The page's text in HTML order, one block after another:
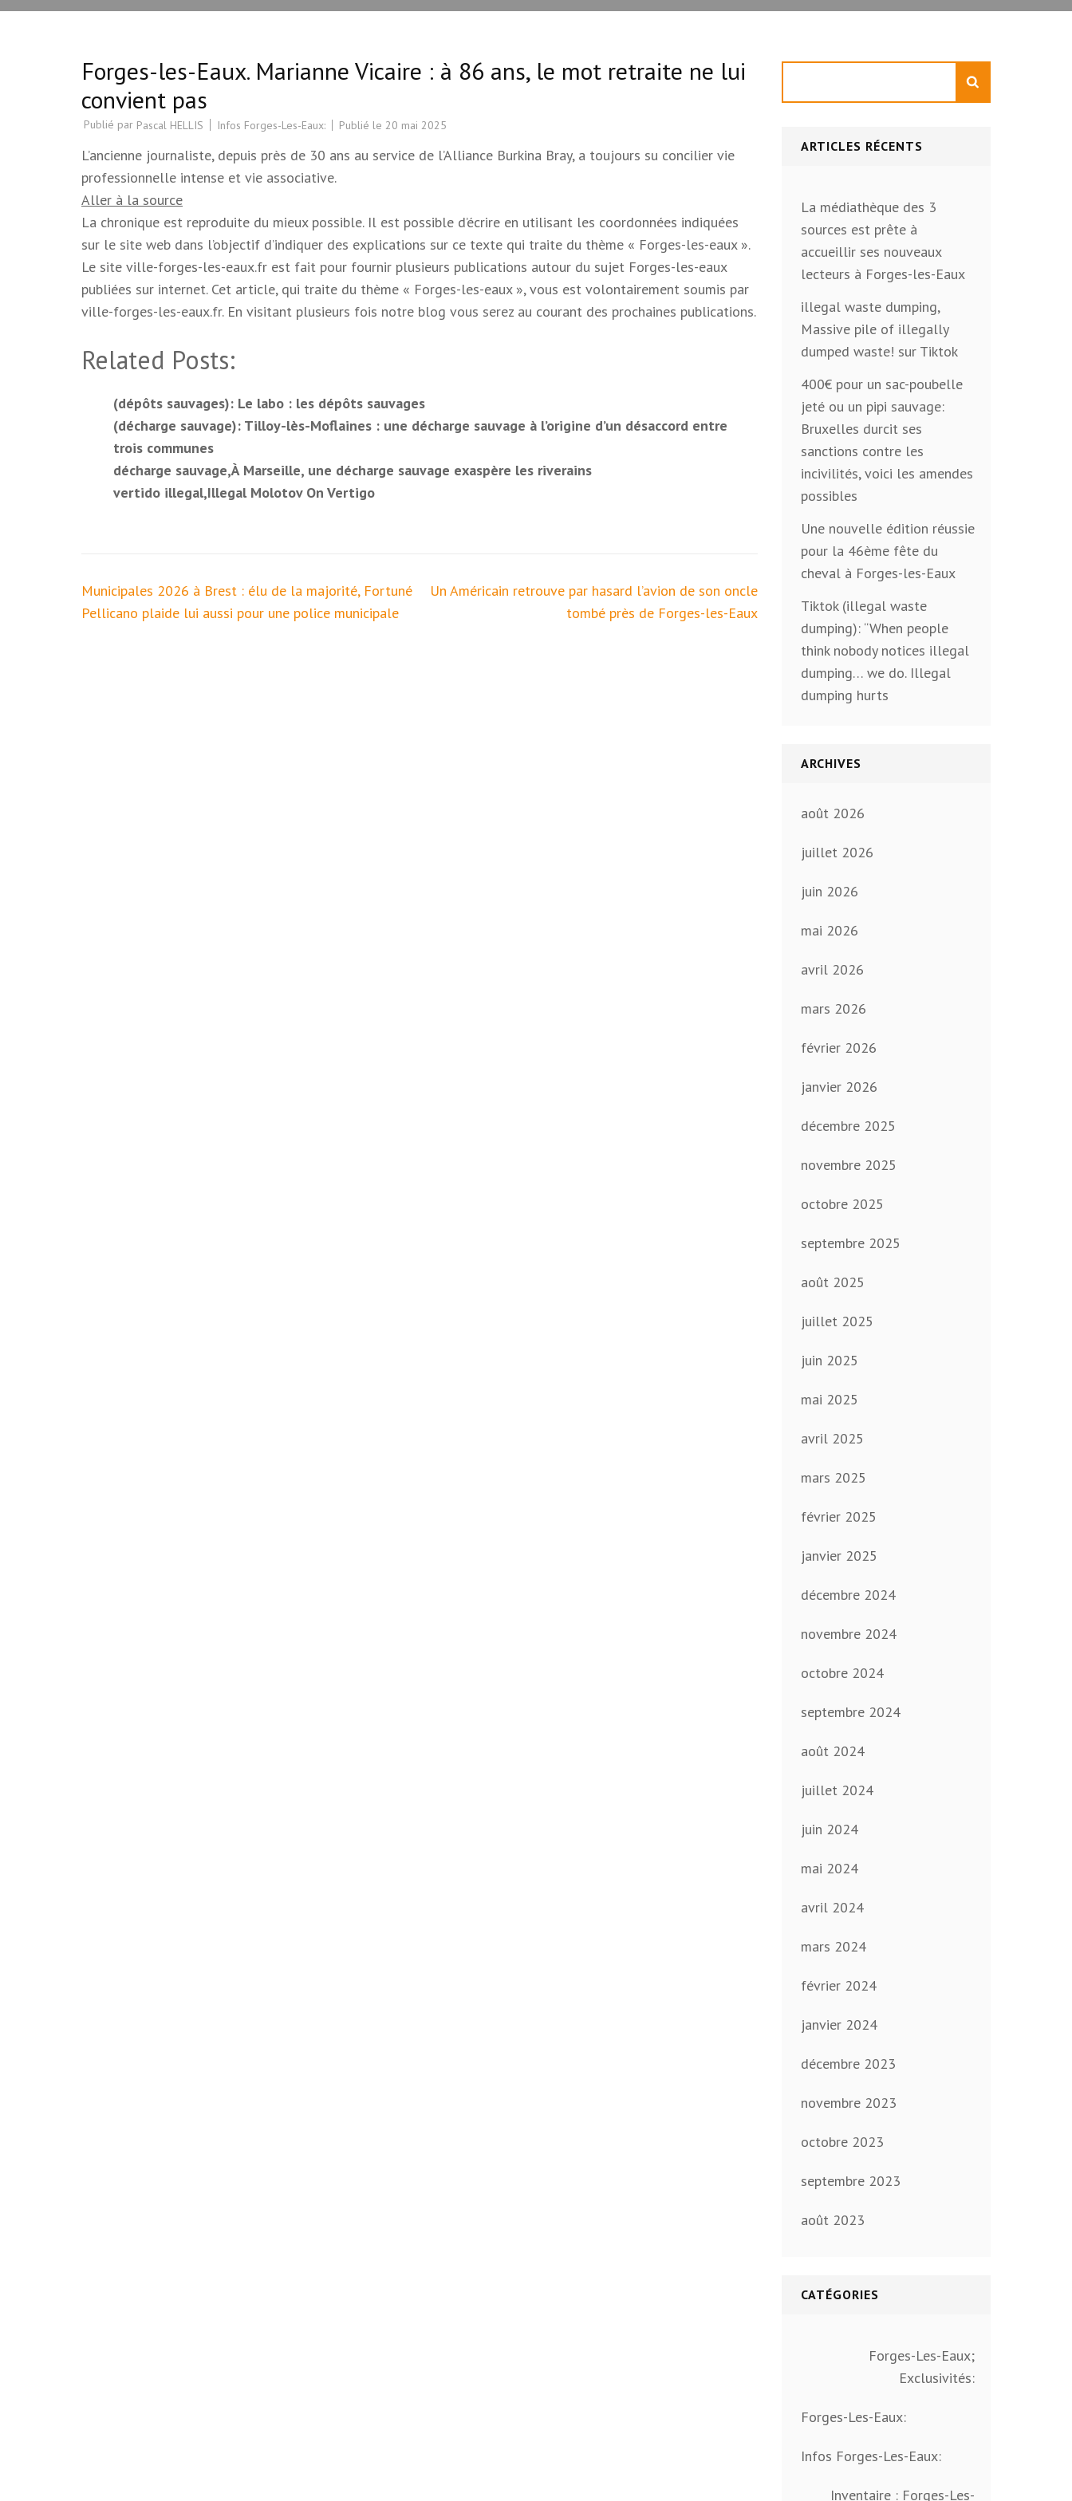
Forges-les-Eaux. Marianne Vicaire : à 86 ans, le mot retraite ne lui
convient pas
Publié par Pascal HELLIS Infos Forges-Les-Eaux: Publié le 20 mai 2025
L’ancienne journaliste, depuis près de 30 ans au service de l’Alliance Burkina Bray, a toujours su concilier vie
professionnelle intense et vie associative.
Aller à la source
La chronique est reproduite du mieux possible. Il est possible d’écrire en utilisant les coordonnées indiquées
sur le site web dans l’objectif d’indiquer des explications sur ce texte qui traite du thème « Forges-les-eaux ».
Le site ville-forges-les-eaux.fr est fait pour fournir plusieurs publications autour du sujet Forges-les-eaux
publiées sur internet. Cet article, qui traite du thème « Forges-les-eaux », vous est volontairement soumis par
ville-forges-les-eaux.fr. En visitant plusieurs fois notre blog vous serez au courant des prochaines publications.
Related Posts:
(dépôts sauvages): Le labo : les dépôts sauvages
(décharge sauvage): Tilloy-lès-Moflaines : une décharge sauvage à l’origine d’un désaccord entre
trois communes
décharge sauvage,À Marseille, une décharge sauvage exaspère les riverains
vertido illegal,Illegal Molotov On Vertigo
Navigation
de
Municipales 2026 à Brest : élu de la majorité, Fortuné
Pellicano plaide lui aussi pour une police municipale
Un Américain retrouve par hasard l’avion de son oncle
tombé près de Forges-les-Eaux
ARTICLES RÉCENTS
La médiathèque des 3
sources est prête à
accueillir ses nouveaux
lecteurs à Forges-les-Eaux
illegal waste dumping,
Massive pile of illegally
dumped waste! sur Tiktok
400€ pour un sac-poubelle
jeté ou un pipi sauvage:
Bruxelles durcit ses
sanctions contre les
incivilités, voici les amendes
possibles
Une nouvelle édition réussie
pour la 46ème fête du
cheval à Forges-les-Eaux
Tiktok (illegal waste
dumping): “When people
think nobody notices illegal
dumping… we do. Illegal
dumping hurts
ARCHIVES
août 2026
juillet 2026
juin 2026
mai 2026
avril 2026
mars 2026
février 2026
janvier 2026
décembre 2025
novembre 2025
octobre 2025
septembre 2025
août 2025
juillet 2025
juin 2025
mai 2025
avril 2025
mars 2025
février 2025
janvier 2025
décembre 2024
novembre 2024
octobre 2024
septembre 2024
août 2024
juillet 2024
juin 2024
mai 2024
avril 2024
mars 2024
février 2024
janvier 2024
décembre 2023
novembre 2023
octobre 2023
septembre 2023
août 2023
CATÉGORIES
Forges-Les-Eaux;
Exclusivités:
Forges-Les-Eaux:
Infos Forges-Les-Eaux:
Inventaire : Forges-Les-